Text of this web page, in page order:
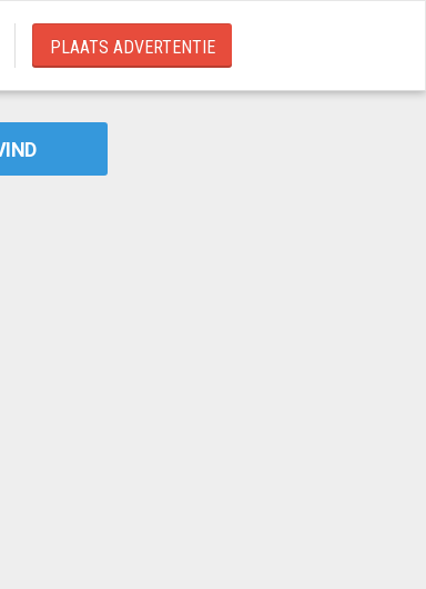
PLAATS ADVERTENTIE